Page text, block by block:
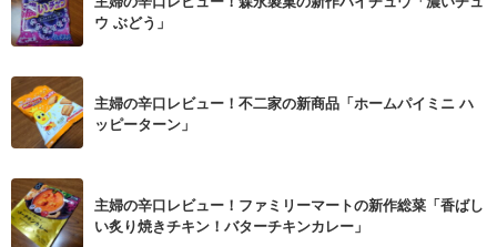
ウ ぶどう」
主婦の辛口レビュー！不二家の新商品「ホームパイミニ ハ
ッピーターン」
主婦の辛口レビュー！ファミリーマートの新作総菜「香ばし
い炙り焼きチキン！バターチキンカレー」